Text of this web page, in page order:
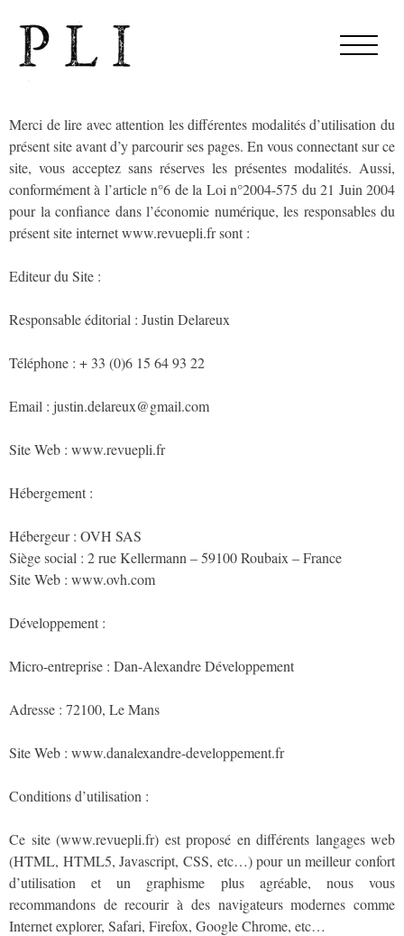
Merci de lire avec attention les différentes modalités d’utilisation du
présent site avant d’y parcourir ses pages. En vous connectant sur ce
site, vous acceptez sans réserves les présentes modalités. Aussi,
conformément à l’article n°6 de la Loi n°2004-575 du 21 Juin 2004
pour la confiance dans l’économie numérique, les responsables du
présent site internet www.revuepli.fr sont :
Editeur du Site :
Responsable éditorial : Justin Delareux
Téléphone : + 33 (0)6 15 64 93 22
Email : justin.delareux@gmail.com
Site Web : www.revuepli.fr
Hébergement :
Hébergeur : OVH SAS
Siège social : 2 rue Kellermann – 59100 Roubaix – France
Site Web : www.ovh.com
Développement :
Micro-entreprise : Dan-Alexandre Développement
Adresse : 72100, Le Mans
Site Web : www.danalexandre-developpement.fr
Conditions d’utilisation :
Ce site (www.revuepli.fr) est proposé en différents langages web
(HTML, HTML5, Javascript, CSS, etc…) pour un meilleur confort
d’utilisation et un graphisme plus agréable, nous vous
recommandons de recourir à des navigateurs modernes comme
Internet explorer, Safari, Firefox, Google Chrome, etc…